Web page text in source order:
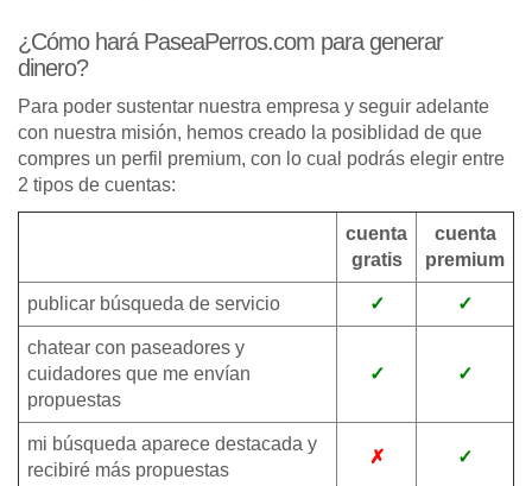
¿Cómo hará PaseaPerros.com para generar
dinero?
Para poder sustentar nuestra empresa y seguir adelante
con nuestra misión, hemos creado la posiblidad de que
compres un perfil premium, con lo cual podrás elegir entre
2 tipos de cuentas:
cuenta
gratis
cuenta
premium
publicar búsqueda de servicio ✓ ✓
chatear con paseadores y
cuidadores que me envían
propuestas
✓ ✓
mi búsqueda aparece destacada y
recibiré más propuestas
✗ ✓